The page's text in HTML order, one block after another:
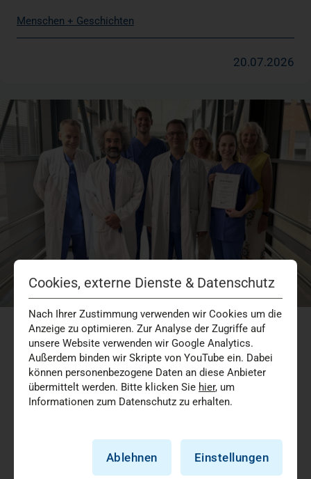
Menschen + Geschichten
20.07.2026
Klinik für Kardiologie im St. Franziskus-Hospital
Münster als Vorhofflimmer-Zentrum zertifiziert
Die Klinik für Kardiologie, Angiologie &
ist erfolgreich als Vorhofflimmer-Zentrum nach den…
Medizin + Versorgung
Cookies, externe Dienste & Datenschutz
Nach Ihrer Zustimmung verwenden wir Cookies um die
Anzeige zu optimieren. Zur Analyse der Zugriffe auf
unsere Website verwenden wir Google Analytics.
Außerdem binden wir Skripte von YouTube ein. Dabei
können personenbezogene Daten an diese Anbieter
übermittelt werden. Bitte klicken Sie hier, um
Informationen zum Datenschutz zu erhalten.
Ablehnen Einstellungen